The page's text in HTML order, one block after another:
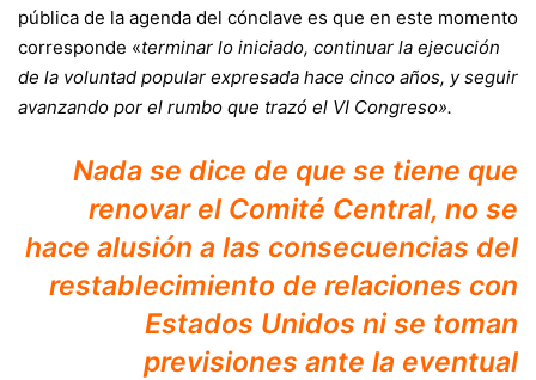
pública de la agenda del cónclave es que en este momento
corresponde «terminar lo iniciado, continuar la ejecución
de la voluntad popular expresada hace cinco años, y seguir
avanzando por el rumbo que trazó el VI Congreso».
Nada se dice de que se tiene que
renovar el Comité Central, no se
hace alusión a las consecuencias del
restablecimiento de relaciones con
Estados Unidos ni se toman
previsiones ante la eventual